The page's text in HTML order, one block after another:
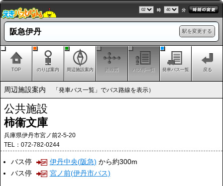
時 分
駅を変更する
阪急伊丹
TOP のりば案内 周辺施設案内 路線図 バス停一覧 発車バス一覧 戻る
周辺施設案内 「発車バス一覧」でバス路線を表示）
公共施設
柿衞文庫
兵庫県伊丹市宮ノ前2-5-20
TEL：072-782-0244
バス停 伊丹中央(阪急) から約300m
バス停
宮ノ前(伊丹市バス)